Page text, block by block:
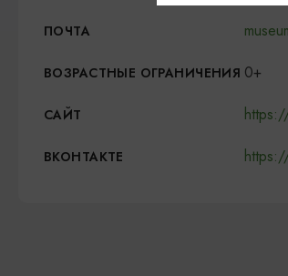
ПОЧТА
ВОЗРАСТНЫЕ ОГРАНИЧЕНИЯ 0+
САЙТ
ВКОНТАКТЕ